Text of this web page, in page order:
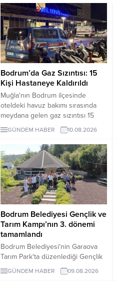
Bodrum’da Gaz Sızıntısı: 15
Kişi Hastaneye Kaldırıldı
Muğla'nın Bodrum ilçesinde
oteldeki havuz bakımı sırasında
meydana gelen gaz sızıntısı 15
kişiyi etkiledi.
GÜNDEM HABER 10.08.2026
Bodrum Belediyesi Gençlik ve
Tarım Kampı’nın 3. dönemi
tamamlandı
Bodrum Belediyesi'nin Garaova
Tarım Park'ta düzenlediği Gençlik
ve Tarım Kampı'nın 3. dönemi;
lavanta hasadı, sürdürülebilir tarım
GÜNDEM HABER 09.08.2026